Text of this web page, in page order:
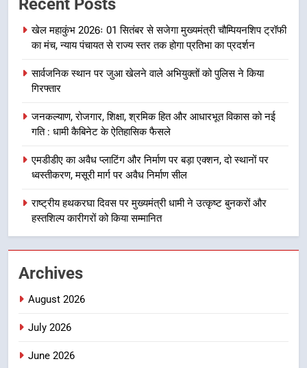
भर्ती
उत्तराखण्ड
दिल्ली-देहरादून आर्थिक कॉरिडोर से जुड़ी
का डीएम ने किया निरीक्षण; समयबद्ध एवं
गुणवत्तापूर्ण निर्माण सुनिश्चित करने के
नहींः डीएम
उत्तराखण्ड
खेल महाकुंभ 2026ः 01 सितंबर से सजेगा
न्याय पंचायत से राज्य स्तर तक होगा
प्रतिभा का प्रदर्शन
उत्तराखण्ड
3
खेल महाकुंभ 2026ः 01 सितंबर से सजेगा मुख्यमंत्री चौम्पियनशिप ट्रॉफी
का मंच, न्याय पंचायत से राज्य स्तर तक होगा प्रतिभा का प्रदर्शन
सार्वजनिक स्थान पर जुआ खेलने वाले अभियुक्तों को पुलिस ने किया
गिरफ्तार
जनकल्याण, रोजगार, शिक्षा, श्रमिक हित और आधारभूत विकास को नई
गति : धामी कैबिनेट के ऐतिहासिक फैसले
एमडीडीए का अवैध प्लाटिंग और निर्माण पर बड़ा एक्शन, दो स्थानों पर
ध्वस्तीकरण, मसूरी मार्ग पर अवैध निर्माण सील
राष्ट्रीय हथकरघा दिवस पर मुख्यमंत्री धामी ने उत्कृष्ट बुनकरों और
हस्तशिल्प कारीगरों को किया सम्मानित
Archives
August 2026
July 2026
June 2026